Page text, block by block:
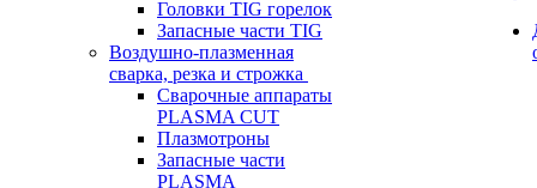
Головки TIG горелок
Запасные части TIG
Воздушно-плазменная
сварка, резка и строжка
Сварочные аппараты
PLASMA CUT
Плазмотроны
Запасные части
PLASMA